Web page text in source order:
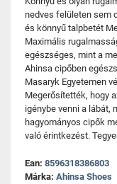
nedves felületen sem
és könnyű talpbetét
Maximális
egészséges, mint a
Ahinsa cipőben
Masaryk Egyetemen
Megerősítették, hogy
igénybe venni a lábát,
hagyományos cipők
való érintkezést.
Ean: 8596318386803
Márka: Ahinsa Shoes